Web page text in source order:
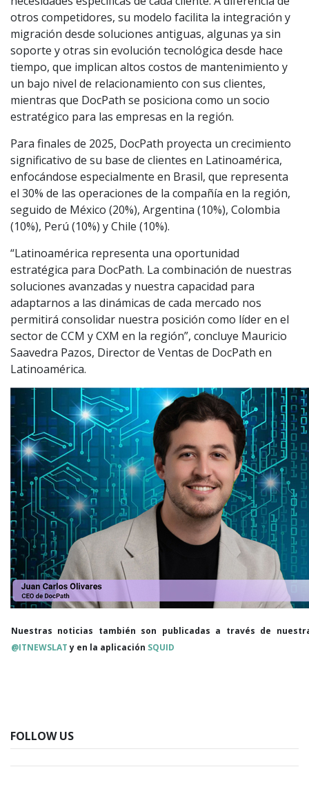
otros competidores, su modelo facilita la integración y
migración desde soluciones antiguas, algunas ya sin
soporte y otras sin evolución tecnológica desde hace
tiempo, que implican altos costos de mantenimiento y
un bajo nivel de relacionamiento con sus clientes,
mientras que DocPath se posiciona como un socio
estratégico para las empresas en la región.
Para finales de 2025, DocPath proyecta un crecimiento
significativo de su base de clientes en Latinoamérica,
enfocándose especialmente en Brasil, que representa
el 30% de las operaciones de la compañía en la región,
seguido de México (20%), Argentina (10%), Colombia
(10%), Perú (10%) y Chile (10%).
“Latinoamérica representa una oportunidad
estratégica para DocPath. La combinación de nuestras
soluciones avanzadas y nuestra capacidad para
adaptarnos a las dinámicas de cada mercado nos
permitirá consolidar nuestra posición como líder en el
sector de CCM y CXM en la región”, concluye Mauricio
Saavedra Pazos, Director de Ventas de DocPath en
Latinoamérica.
Nuestras noticias también son publicadas a través de
@ITNEWSLATy en la aplicación SQUID
FOLLOW US